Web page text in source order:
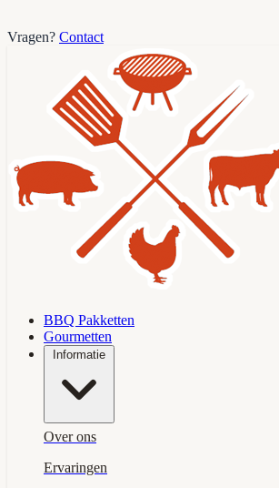
Vragen? Contact
BBQ Pakketten
Gourmetten
Informatie
Over ons
Ervaringen